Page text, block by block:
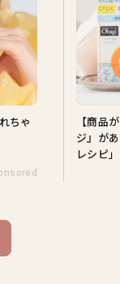
ちゃ
【商品
ジ』が
レシピ」